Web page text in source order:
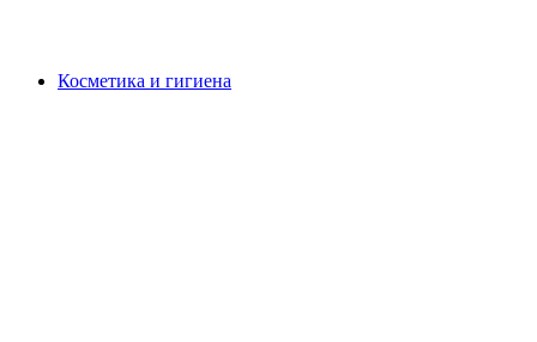
Косметика и гигиена